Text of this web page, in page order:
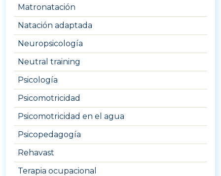
Matronatación
Natación adaptada
Neuropsicología
Neutral training
Psicología
Psicomotricidad
Psicomotricidad en el agua
Psicopedagogía
Rehavast
Terapia ocupacional